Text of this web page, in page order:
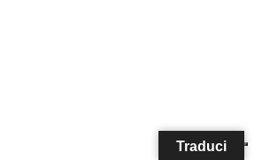
Traduci